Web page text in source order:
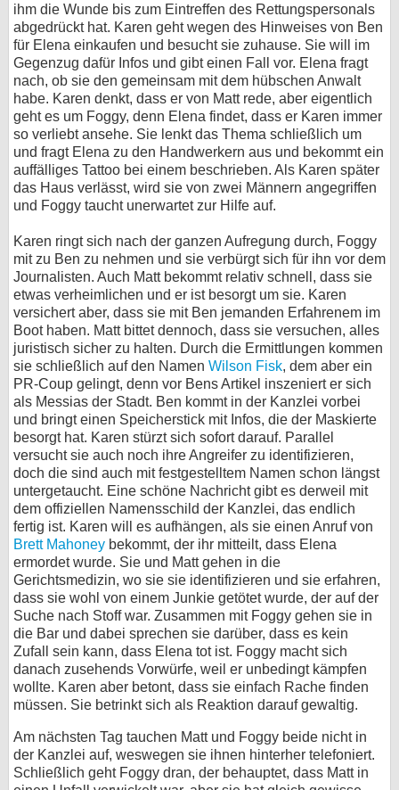
ihm die Wunde bis zum Eintreffen des Rettungspersonals
abgedrückt hat. Karen geht wegen des Hinweises von Ben
für Elena einkaufen und besucht sie zuhause. Sie will im
Gegenzug dafür Infos und gibt einen Fall vor. Elena fragt
nach, ob sie den gemeinsam mit dem hübschen Anwalt
habe. Karen denkt, dass er von Matt rede, aber eigentlich
geht es um Foggy, denn Elena findet, dass er Karen immer
so verliebt ansehe. Sie lenkt das Thema schließlich um
und fragt Elena zu den Handwerkern aus und bekommt ein
auffälliges Tattoo bei einem beschrieben. Als Karen später
das Haus verlässt, wird sie von zwei Männern angegriffen
und Foggy taucht unerwartet zur Hilfe auf.
Karen ringt sich nach der ganzen Aufregung durch, Foggy
mit zu Ben zu nehmen und sie verbürgt sich für ihn vor dem
Journalisten. Auch Matt bekommt relativ schnell, dass sie
etwas verheimlichen und er ist besorgt um sie. Karen
versichert aber, dass sie mit Ben jemanden Erfahrenem im
Boot haben. Matt bittet dennoch, dass sie versuchen, alles
juristisch sicher zu halten. Durch die Ermittlungen kommen
sie schließlich auf den Namen Wilson Fisk, dem aber ein
PR-Coup gelingt, denn vor Bens Artikel inszeniert er sich
als Messias der Stadt. Ben kommt in der Kanzlei vorbei
und bringt einen Speicherstick mit Infos, die der Maskierte
besorgt hat. Karen stürzt sich sofort darauf. Parallel
versucht sie auch noch ihre Angreifer zu identifizieren,
doch die sind auch mit festgestelltem Namen schon längst
untergetaucht. Eine schöne Nachricht gibt es derweil mit
dem offiziellen Namensschild der Kanzlei, das endlich
fertig ist. Karen will es aufhängen, als sie einen Anruf von
Brett Mahoney bekommt, der ihr mitteilt, dass Elena
ermordet wurde. Sie und Matt gehen in die
Gerichtsmedizin, wo sie sie identifizieren und sie erfahren,
dass sie wohl von einem Junkie getötet wurde, der auf der
Suche nach Stoff war. Zusammen mit Foggy gehen sie in
die Bar und dabei sprechen sie darüber, dass es kein
Zufall sein kann, dass Elena tot ist. Foggy macht sich
danach zusehends Vorwürfe, weil er unbedingt kämpfen
wollte. Karen aber betont, dass sie einfach Rache finden
müssen. Sie betrinkt sich als Reaktion darauf gewaltig.
Am nächsten Tag tauchen Matt und Foggy beide nicht in
der Kanzlei auf, weswegen sie ihnen hinterher telefoniert.
Schließlich geht Foggy dran, der behauptet, dass Matt in